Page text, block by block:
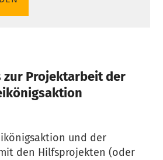
zur Projektarbeitder
und der
den Hilfsprojekten (oder